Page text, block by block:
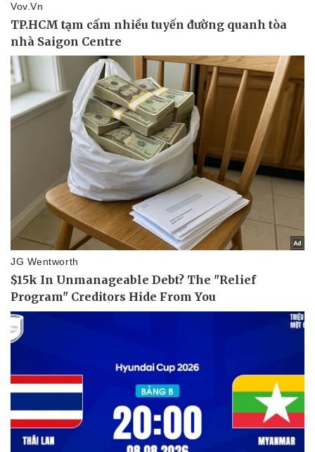
Tin nóng
Tư vấn luật
Quân sự - Quốc phòng
Vũ khí
Việt Nam
Phân tích